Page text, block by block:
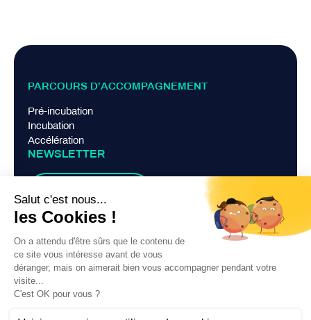
PARCOURS D’ACCOMPAGNEMENT
Pré-incubation
Incubation
Accélération
NEWSLETTER
LIENS PRATIQUES
Mentions légales
Politique de confidentialité
Contact